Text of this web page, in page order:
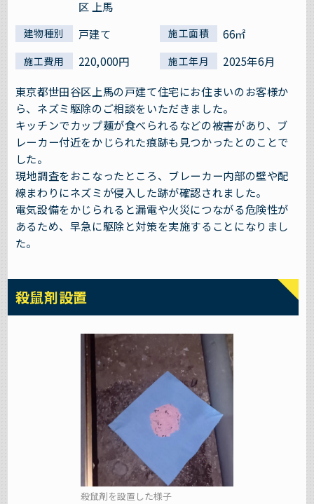
区 上馬
建物種別 戸建て 施工面積 66㎡
施工費用 220,000円 施工年月
2025年6月
東京都世田谷区上馬の戸建て住宅にお住まいのお客様か
ら、ネズミ駆除のご相談をいただきました。
キッチンでカップ麺が食べられるなどの被害があり、ブ
レーカー付近をかじられた痕跡も見つかったとのことで
した。
現地調査をおこなったところ、ブレーカー内部の壁や配
線まわりにネズミが侵入した跡が確認されました。
電気設備をかじられると漏電や火災につながる危険性が
あるため、早急に駆除と対策を実施することになりまし
た。
殺鼠剤設置
殺鼠剤を設置した様子